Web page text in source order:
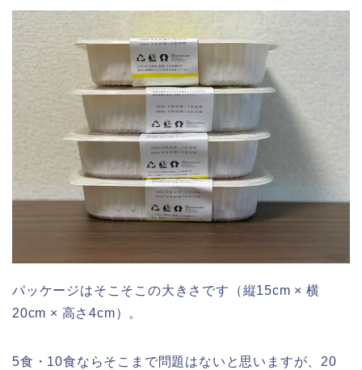
パッケージはそこそこの大きさです（縦15cm × 横
20cm × 高さ4cm）。
5食・10食ならそこまで問題はないと思いますが、20